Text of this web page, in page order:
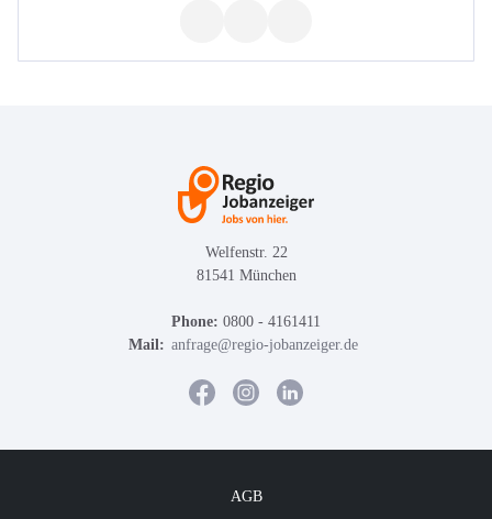
Welfenstr. 22
81541 München
Phone: 0800 - 4161411
Mail: anfrage@regio-jobanzeiger.de
AGB